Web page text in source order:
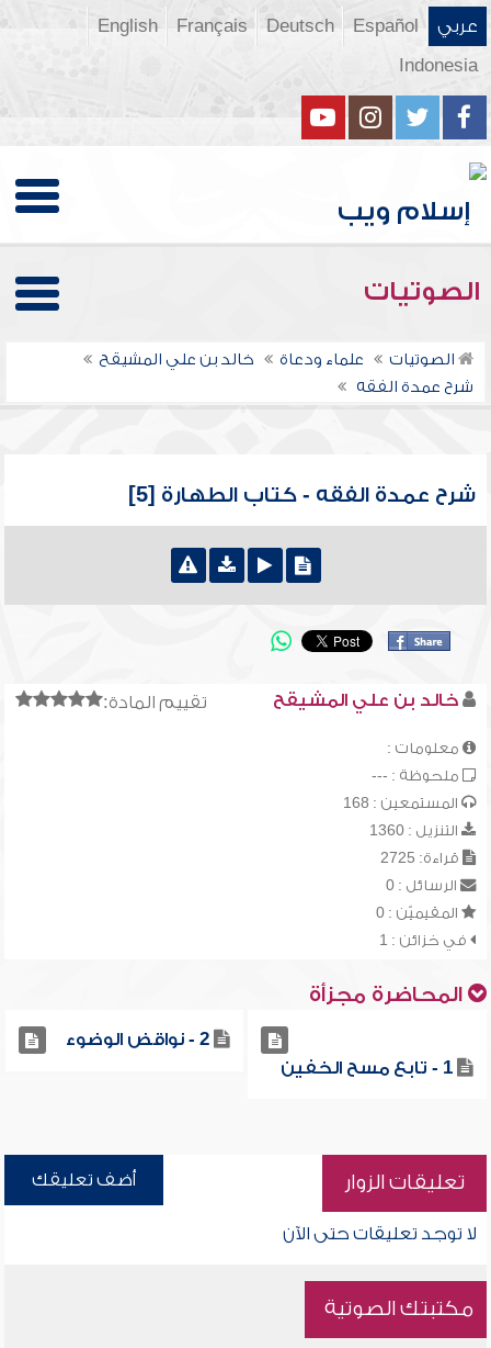
عربي Español
Deutsch
Français
English
Indonesia
الصوتيات
الصوتيات علماء ودعاة
خالد بن علي المشيقح
شرح عمدة الفقه
شرح عمدة الفقه - كتاب الطهارة [5]
تقييم المادة: خالد بن علي المشيقح
معلومات :
ملحوظة : ---
المستمعين : 168
التنزيل : 1360
قراءة: 2725
الرسائل : 0
المقيميّن : 0
في خزائن : 1
المحاضرة مجزأة
1 - تابع مسح الخفين
2 - نواقض الوضوء
تعليقات الزوار أضف تعليقك
لا توجد تعليقات حتى الآن
مكتبتك الصوتية